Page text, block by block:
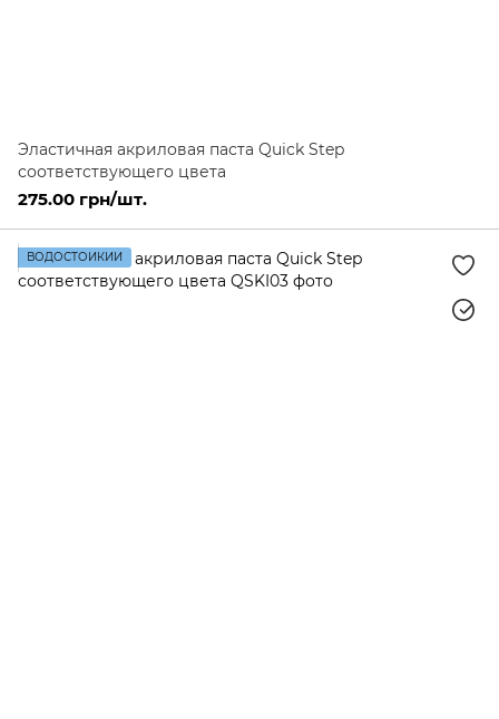
Эластичная акриловая паста Quick Step
соответствующего цвета
275.00 грн/шт.
ВОДОСТОЙКИЙ